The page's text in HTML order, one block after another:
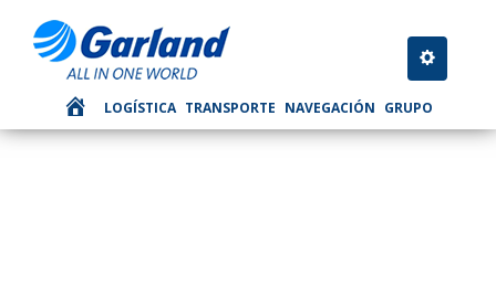
Toggle
LOGÍSTICA TRANSPORTE NAVEGACIÓN GRUPO
LOGÍSTICA